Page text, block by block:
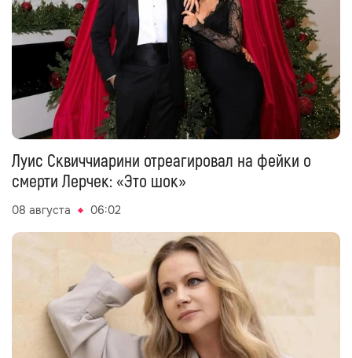
Луис Сквиччиарини отреагировал на фейки о
смерти Лерчек: «Это шок»
08 августа 06:02